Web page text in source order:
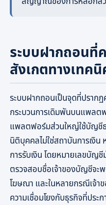
ระบบฝากถอนที่
สังเกตทางเทค
ระบบฝากถอนเป็นจุดที่ปรากฏ
กระบวนการเดิมพันบนแพลต
แพลตฟอร์มส่วนใหญ่ใช้บัญชี
นิติบุคคลไม่ใช่สถาบันการเงิน
การรับเงิน โดยหมายเลขบัญ
ตรวจสอบชื่อเจ้าของบัญชีจ
โฆษณา และในหลายกรณีเจ้
ความเชื่อมโยงกับธุรกิจที่ประ